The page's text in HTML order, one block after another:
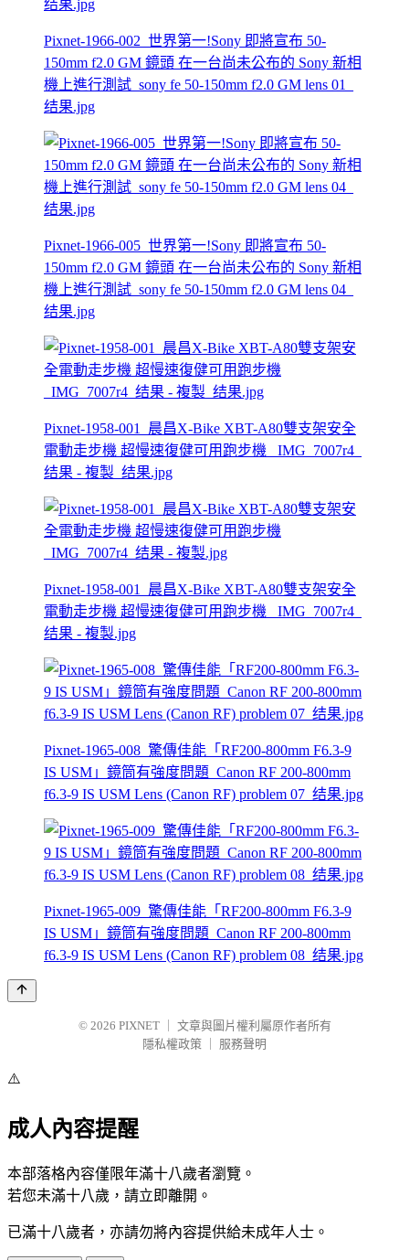
Pixnet-1966-002_世界第一!Sony 即將宣布 50-
150mm f2.0 GM 鏡頭 在一台尚未公布的 Sony 新相
機上進行測試_sony fe 50-150mm f2.0 GM lens 01_
结果.jpg
Pixnet-1966-005_世界第一!Sony 即將宣布 50-
150mm f2.0 GM 鏡頭 在一台尚未公布的 Sony 新相
機上進行測試_sony fe 50-150mm f2.0 GM lens 04_
结果.jpg
Pixnet-1958-001_晨昌X-Bike XBT-A80雙支架安全
電動走步機 超慢速復健可用跑步機 _IMG_7007r4_
结果 - 複製_结果.jpg
Pixnet-1958-001_晨昌X-Bike XBT-A80雙支架安全
電動走步機 超慢速復健可用跑步機 _IMG_7007r4_
结果 - 複製.jpg
Pixnet-1965-008_驚傳佳能「RF200-800mm F6.3-9
IS USM」鏡筒有強度問題_Canon RF 200-800mm
f6.3-9 IS USM Lens (Canon RF) problem 07_结果.jpg
Pixnet-1965-009_驚傳佳能「RF200-800mm F6.3-9
IS USM」鏡筒有強度問題_Canon RF 200-800mm
f6.3-9 IS USM Lens (Canon RF) problem 08_结果.jpg
© 2026 PIXNET
文章與圖片權利屬原作者所有
隱私權政策
服務聲明
⚠️
成人內容提醒
本部落格內容僅限年滿十八歲者瀏覽。
若您未滿十八歲，請立即離開。
已滿十八歲者，亦請勿將內容提供給未成年人士。